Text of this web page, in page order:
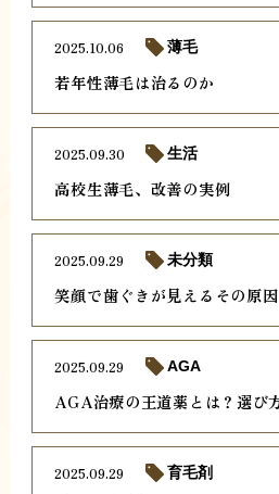
若年性薄毛は治るのか
2025.10.06 薄毛
高校生薄毛、改善の実例
2025.09.30 生活
笑顔で歯ぐきが見えるその原因
2025.09.29 未分類
AGA治療の王道薬とは？選び
2025.09.29 AGA
2025.09.29 育毛剤